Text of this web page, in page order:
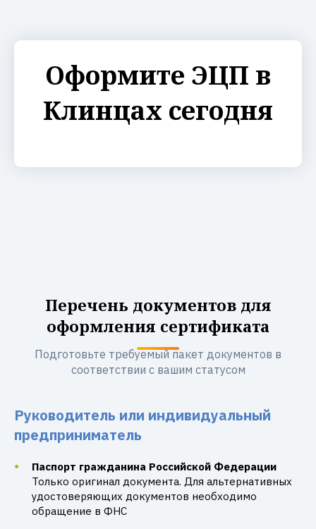
Оформите ЭЦП в
Клинцах сегодня
Перечень документов для
оформления сертификата
Подготовьте требуемый пакет документов в
соответствии с вашим статусом
Руководитель или индивидуальный
предприниматель
Паспорт гражданина Российской Федерации
Только оригинал документа. Для альтернативных
удостоверяющих документов необходимо
обращение в ФНС